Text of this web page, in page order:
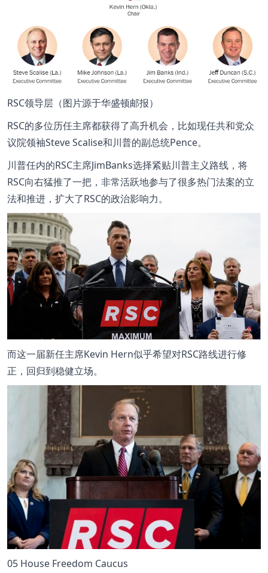
RSC领导层（图片源于华盛顿邮报）
RSC的多位历任主席都获得了高升机会，比如现任共和党众
议院领袖Steve Scalise和川普的副总统Pence。
川普任内的RSC主席JimBanks选择紧贴川普主义路线，将
RSC向右猛推了一把，非常活跃地参与了很多热门法案的立
法和推进，扩大了RSC的政治影响力。
而这一届新任主席Kevin Hern似乎希望对RSC路线进行修
正，回归到稳健立场。
05 House Freedom Caucus